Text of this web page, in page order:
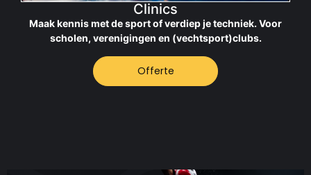
Clinics
Maak kennis met de sport of verdiep je techniek. Voor
scholen, verenigingen en (vechtsport)clubs.
Offerte